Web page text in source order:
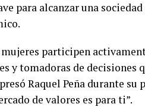
para alcanzar una
mujeres participen
y tomadoras de decisiones
Raquel Peña durante
de valores es para ti”.